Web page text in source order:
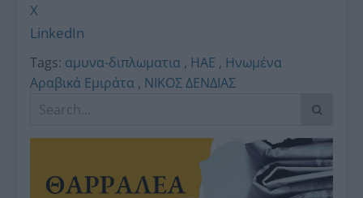
X
LinkedIn
Tags: αμυνα-διπλωματια , ΗΑΕ , Ηνωμένα
Αραβικά Εμιράτα , ΝΙΚΟΣ ΔΕΝΔΙΑΣ